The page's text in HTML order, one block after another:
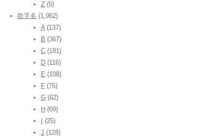
Z (5)
歌手名 (1,962)
A(137)
B (367)
C (181)
D (116)
E (108)
F (76)
G (62)
H (69)
(25)
J (128)